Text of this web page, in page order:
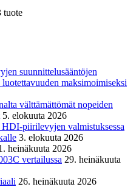
tuote
suunnittelusääntöjen
maksimoimiseksi
välttämättömät nopeiden
5. elokuuta 2026
piirilevyjen valmistuksessa
3. elokuuta 2026
heinäkuuta 2026
vertailussa 29. heinäkuuta
26. heinäkuuta 2026